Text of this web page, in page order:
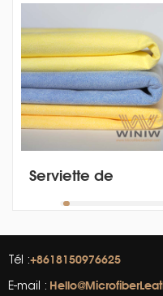
Serviette de
épaisse et non
pelucheuse pour
véhicule
Tél :+8618150976625
E-mail :